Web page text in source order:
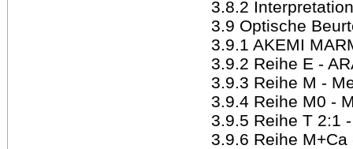
3.8.2
3.9 Optische
3.9.1 AKEMI
3.9.2 Reihe E -
3.9.3 Reihe M -
3.9.4 Reihe M0 -
3.9.5 Reihe T 2:1
3.9.6 Reihe